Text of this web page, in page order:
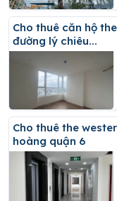
Cho thuê căn hộ the western capital diện tích 76m2
đường lý chiêu...
Cho thuê the western capital quận 6 đường lý chiêu
hoàng quận 6